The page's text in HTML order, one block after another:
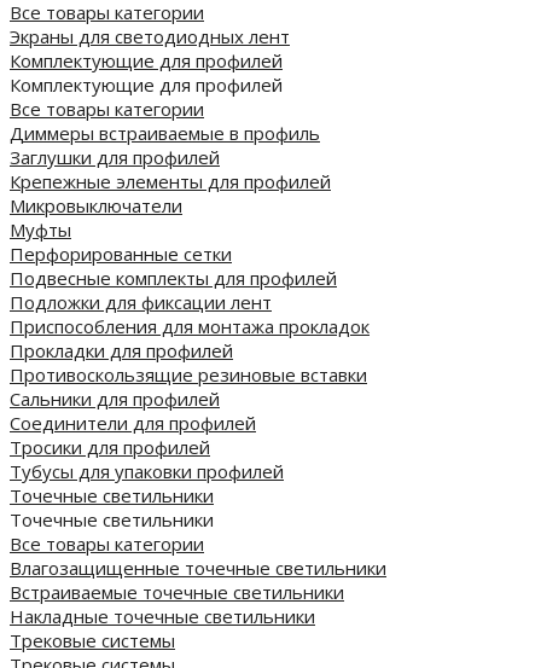
Все товары категории
Экраны для светодиодных лент
Комплектующие для профилей
Комплектующие для профилей
Все товары категории
Диммеры встраиваемые в профиль
Заглушки для профилей
Крепежные элементы для профилей
Микровыключатели
Муфты
Перфорированные сетки
Подвесные комплекты для профилей
Подложки для фиксации лент
Приспособления для монтажа прокладок
Прокладки для профилей
Противоскользящие резиновые вставки
Сальники для профилей
Соединители для профилей
Тросики для профилей
Тубусы для упаковки профилей
Точечные светильники
Точечные светильники
Все товары категории
Влагозащищенные точечные светильники
Встраиваемые точечные светильники
Накладные точечные светильники
Трековые системы